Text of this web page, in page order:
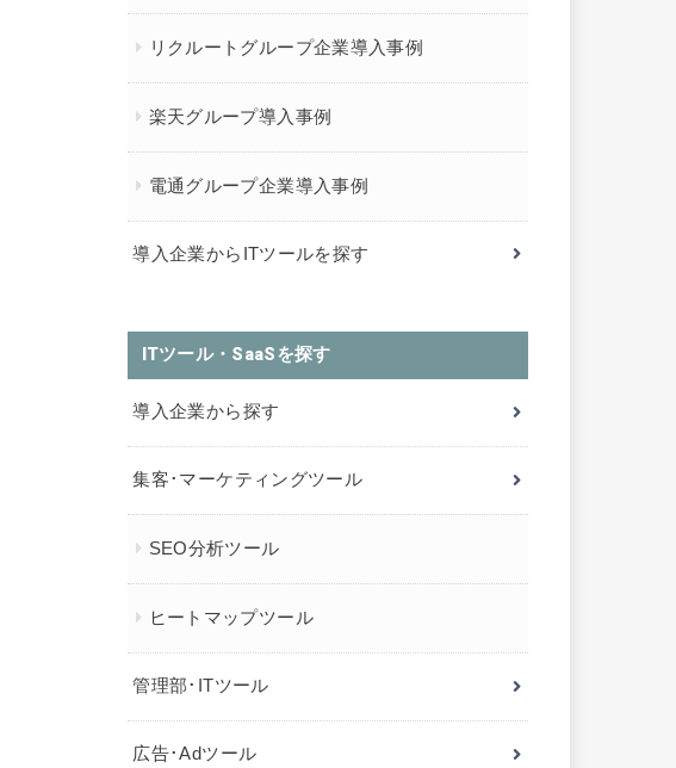
リクルートグループ企業導入事例
楽天グループ導入事例
電通グループ企業導入事例
導入企業からITツールを探す
ITツール・SaaSを探す
導入企業から探す
集客･マーケティングツール
SEO分析ツール
ヒートマップツール
管理部･ITツール
広告･Adツール